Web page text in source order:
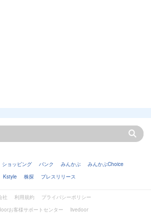
ショッピング バンク みんかぶ
みんかぶChoice
Kstyle
株探 プレスリリース
社 利用規約
プライバシーポリシー
お客様サポートセンター
livedoor